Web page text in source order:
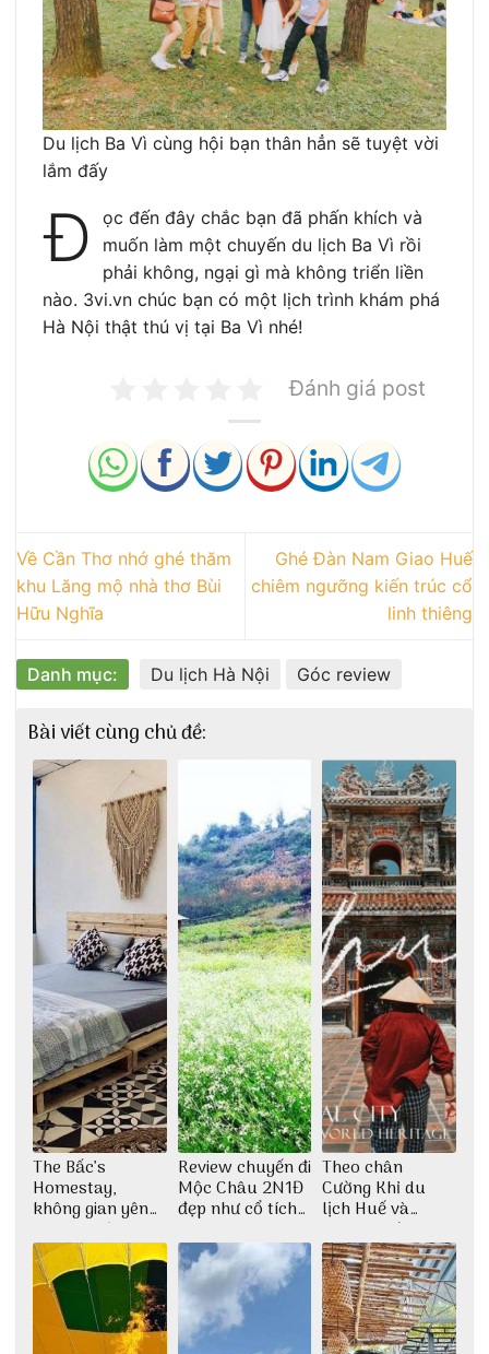
Du lịch Ba Vì cùng hội bạn thân hẳn sẽ tuyệt vời
lắm đấy
Đ
ọc đến đây chắc bạn đã phấn khích và
muốn làm một chuyến du lịch Ba Vì rồi
phải không, ngại gì mà không triển liền
nào. 3vi.vn chúc bạn có một lịch trình khám phá
Hà Nội thật thú vị tại Ba Vì nhé!
Đánh giá post
Về Cần Thơ nhớ ghé thăm
khu Lăng mộ nhà thơ Bùi
Hữu Nghĩa
Ghé Đàn Nam Giao Huế
chiêm ngưỡng kiến trúc cổ
linh thiêng
Danh mục: Du lịch Hà Nội Góc review
Bài viết cùng chủ đề:
The Bấc’s
Homestay,
không gian yên
bình tại Hòn Sơn
Review chuyến đi
Mộc Châu 2N1Đ
đẹp như cổ tích
Thu Hà
Theo chân
Cường Khỉ du
lịch Huế và
check-in đúng
những góc chụp
đẹp